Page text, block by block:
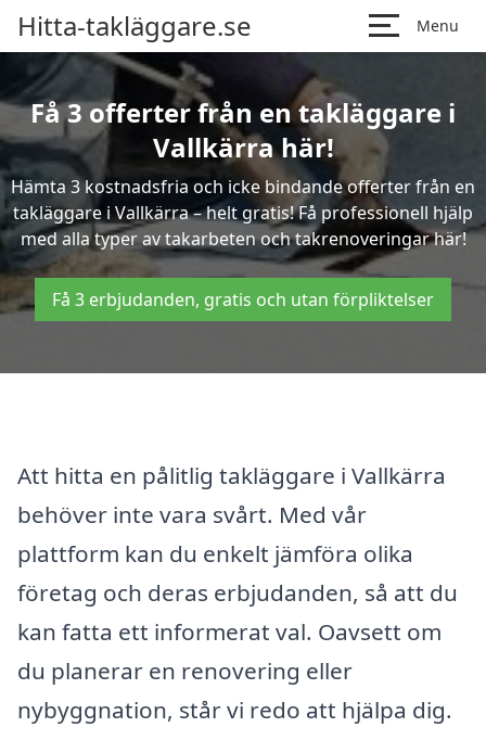
Hitta-takläggare.se Menu
Få 3 offerter från en takläggare i
Vallkärra här!
Hämta 3 kostnadsfria och icke bindande offerter från en
takläggare i Vallkärra – helt gratis! Få professionell hjälp
med alla typer av takarbeten och takrenoveringar här!
Få 3 erbjudanden, gratis och utan förpliktelser
Att hitta en pålitlig takläggare i Vallkärra
behöver inte vara svårt. Med vår
plattform kan du enkelt jämföra olika
företag och deras erbjudanden, så att du
kan fatta ett informerat val. Oavsett om
du planerar en renovering eller
nybyggnation, står vi redo att hjälpa dig.